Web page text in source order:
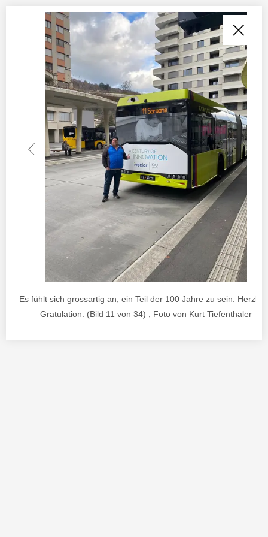
Es fühlt sich grossartig an, ein Teil der 100 Jahre zu sein.
Gratulation. (Bild 11 von 34) , Foto von Kurt Tiefenthaler